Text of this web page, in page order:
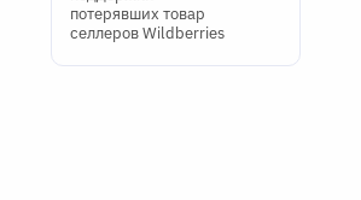
потерявших товар
селлеров Wildberries